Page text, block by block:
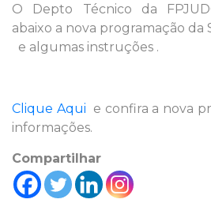
O Depto Técnico da
abaixo a nova programação da
e algumas instruções .
Clique Aqui e confira a nova
informações.
Compartilhar